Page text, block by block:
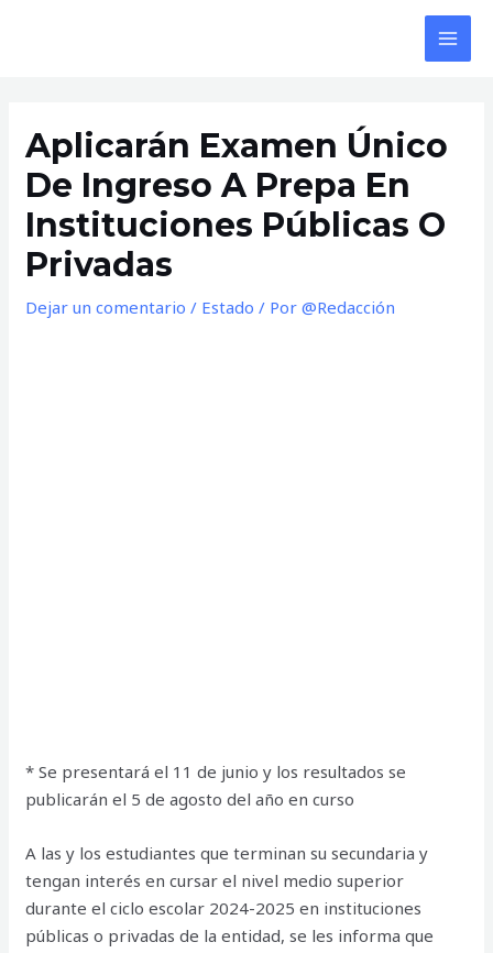
Aplicarán Examen Único
De Ingreso A Prepa En
Instituciones Públicas O
Privadas
Dejar un comentario / Estado / Por@Redacción
* Se presentará el 11 de junio y los resultados se
publicarán el 5 de agosto del año en curso
A las y los estudiantes que terminan su secundaria y
tengan interés en cursar el nivel medio superior
durante el ciclo escolar 2024-2025 en instituciones
públicas o privadas de la entidad, se les informa que